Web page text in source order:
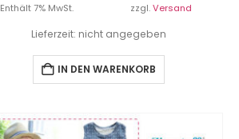
Enthält 7% MwSt. zzgl.Versand
Lieferzeit: nicht angegeben
IN DEN WARENKORB